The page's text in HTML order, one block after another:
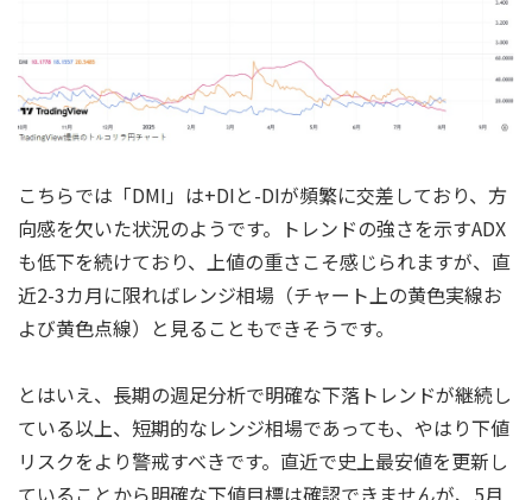
こちらでは「DMI」は+DIと-DIが頻繁に交差しており、方
向感を欠いた状況のようです。トレンドの強さを示すADX
も低下を続けており、上値の重さこそ感じられますが、直
近2-3カ月に限ればレンジ相場（チャート上の黄色実線お
よび黄色点線）と見ることもできそうです。
とはいえ、長期の週足分析で明確な下落トレンドが継続し
ている以上、短期的なレンジ相場であっても、やはり下値
リスクをより警戒すべきです。直近で史上最安値を更新し
ていることから明確な下値目標は確認できませんが、5月